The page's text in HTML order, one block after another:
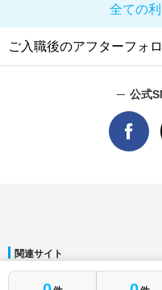
全ての
ご入職後のアフターフォ
公式
関連サイト
マイナビDOCTOR│マイナビ看護師│